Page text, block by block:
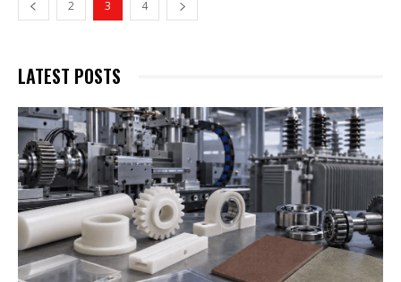
2 3 4
LATEST POSTS